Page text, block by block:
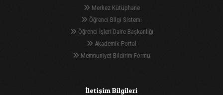
Merkez Kütüphane
Öğrenci Bilgi Sistemi
Öğrenci İşleri Daire Başkanlığı
Akademik Portal
Memnuniyet Bildirim Formu
İletişim Bilgileri